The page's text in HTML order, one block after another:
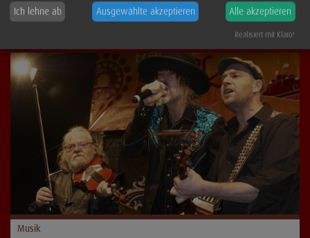
...mehr
Musik
Ich lehne ab Ausgewählte akzeptieren Alle akzeptieren
Realisiert mit Klaro!